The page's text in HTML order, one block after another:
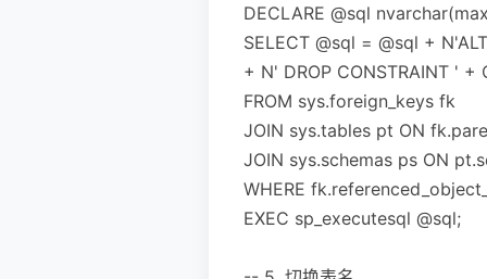
DECLARE @sql
SELECT @sql = @sql +
+ N' DROP CONSTRAINT '
FROM sys.foreign_keys fk
JOIN sys.tables pt ON
JOIN sys.schemas ps ON
WHERE
EXEC sp_executesql @sql;